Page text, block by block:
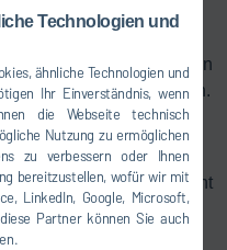
Technologien und
ähnliche Technologien und
Ihr Einverständnis, wenn
die Webseite technisch
Nutzung zu ermöglichen
zu verbessern oder Ihnen
bereitzustellen, wofür wir mit
LinkedIn, Google, Microsoft,
Partner können Sie auch
unserer Produkte und
Sie uns über das
informieren. Wir kümmern
zu schließen.
natürlich streng
oder Lieferant
Meldungen schnell
– egal, ob es sich um